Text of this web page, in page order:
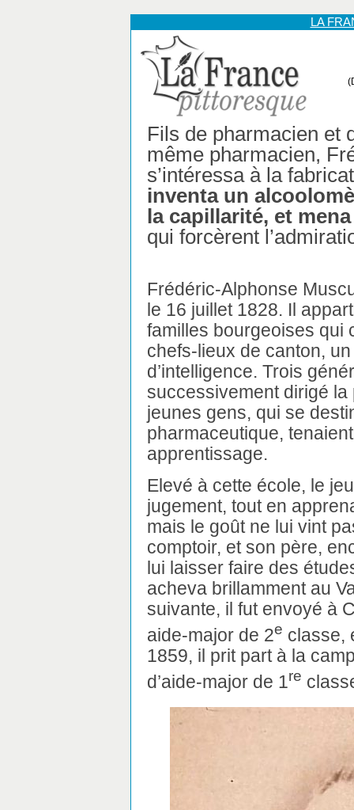
LA
Fils de pharmacien et
même pharmacien,
s’intéressa à la
inventa un
la capillarité, et
qui forcèrent
Frédéric-Alphonse
le 16 juillet 1828. Il
familles bourgeoises qui
chefs-lieux de canton,
d’intelligence. Trois
successivement dirigé
jeunes gens, qui se
pharmaceutique,
apprentissage.
Elevé à cette école, le
jugement, tout en
mais le goût ne lui vint
comptoir, et son père,
lui laisser faire des
acheva brillamment au
suivante, il fut envoyé à
aide-major de 2e classe,
1859, il prit part à la
d’aide-major de 1 re